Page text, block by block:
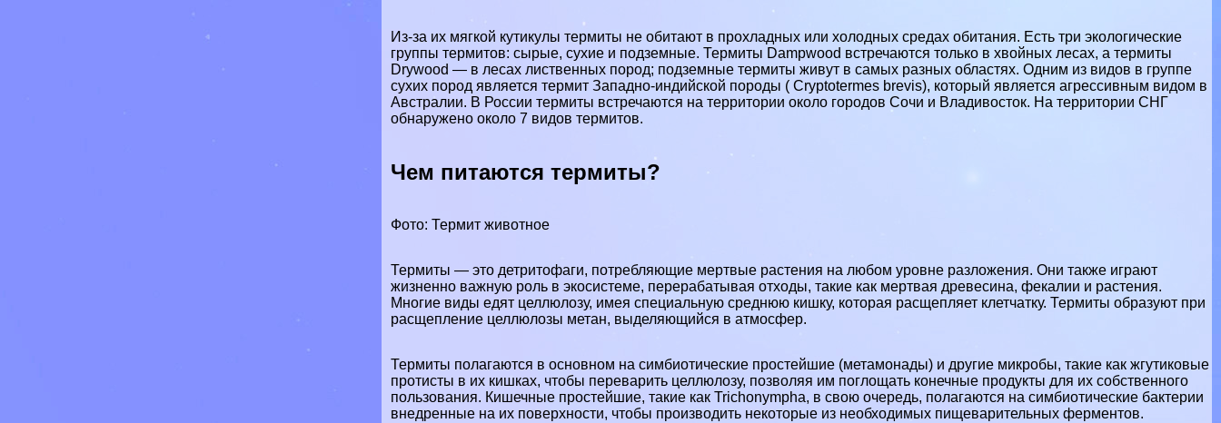
Из-за их мягкой кутикулы термиты не обитают в прохладных или холодных средах обитания. Есть три экологические
группы термитов: сырые, сухие и подземные. Термиты Dampwood встречаются только в хвойных лесах, а термиты
Drywood — в лесах лиственных пород; подземные термиты живут в самых разных областях. Одним из видов в группе
сухих пород является термит Западно-индийской породы ( Cryptotermes brevis), который является агрессивным видом в
Австралии. В России термиты встречаются на территории около городов Сочи и Владивосток. На территории СНГ
обнаружено около 7 видов термитов.
Чем питаются термиты?
Фото: Термит животное
Термиты — это детритофаги, потрeбляющие мертвые растения на любом уровне разложения. Они также играют
жизненно важную роль в экосистеме, переpaбатывая отходы, такие как мертвая древесина, фекалии и растения.
Многие виды едят целлюлозу, имея специальную среднюю кишку, которая расщепляет клетчатку. Термиты образуют при
расщепление целлюлозы метан, выделяющийся в атмосфер.
Термиты полагаются в основном на симбиотические простейшие (метамонады) и другие микробы, такие как жгутиковые
протисты в их кишках, чтобы переварить целлюлозу, позволяя им поглощать конечные продукты для их собственного
пользования. Кишечные простейшие, такие как Trichonympha, в свою очередь, полагаются на симбиотические бактерии
внедренные на их поверхности, чтобы производить некоторые из необходимых пищеварительных ферментов.